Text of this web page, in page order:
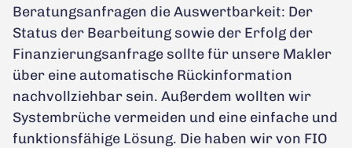
Beratungsanfragen die Auswertbarkeit: Der
Status der Bearbeitung sowie der Erfolg der
Finanzierungsanfrage sollte für unsere Makler
über eine automatische Rückinformation
nachvollziehbar sein. Außerdem wollten wir
Systembrüche vermeiden und eine einfache und
funktionsfähige Lösung. Die haben wir von FIO